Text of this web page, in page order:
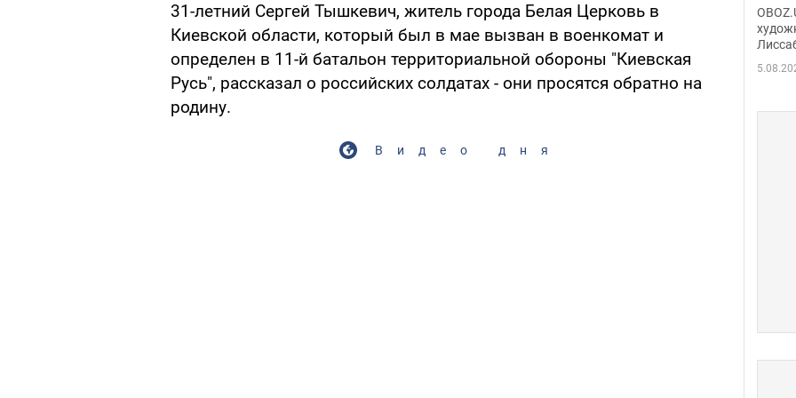
31-летний Сергей Тышкевич, житель города Белая Церковь в
Киевской области, который был в мае вызван в военкомат и
определен в 11-й батальон территориальной обороны "Киевская
Русь", рассказал о российских солдатах - они просятся обратно на
родину.
Видео дня
сына